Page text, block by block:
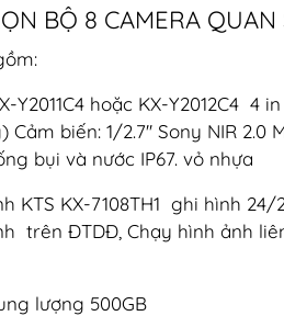
BỘ 8 CAMERA
Y2011C4 hoặc KX-Y2012C4 4
Cảm biến: 1/2.7'' Sony NIR
bụi và nước IP67. vỏ nhựa
KTS KX-7108TH1 ghi hình
trên ĐTDĐ, Chạy hình ảnh
lượng 500GB